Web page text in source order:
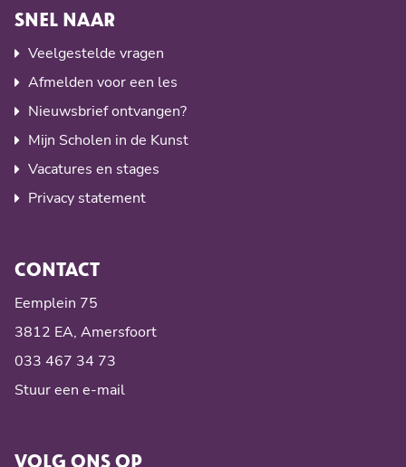
SNEL NAAR
Veelgestelde vragen
Afmelden voor een les
Nieuwsbrief ontvangen?
Mijn Scholen in de Kunst
Vacatures en stages
Privacy statement
CONTACT
Eemplein 75
3812 EA, Amersfoort
033 467 34 73
Stuur een e-mail
VOLG ONS OP